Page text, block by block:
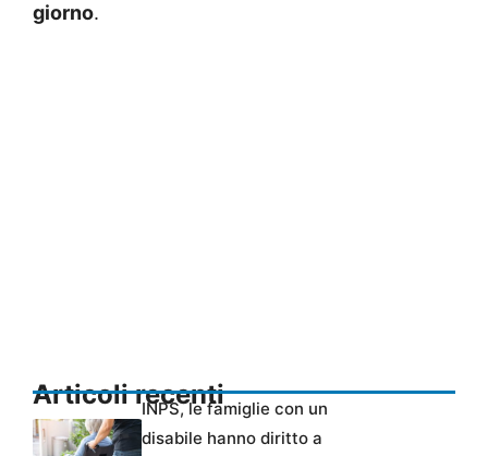
giorno.
Articoli recentiINPS, le famiglie con un
disabile hanno diritto a